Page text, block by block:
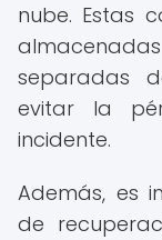
nube. Estas
separadas
evitar la
incidente.
Además, es
de